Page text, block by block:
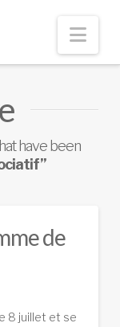
have been
de
8 juillet et se